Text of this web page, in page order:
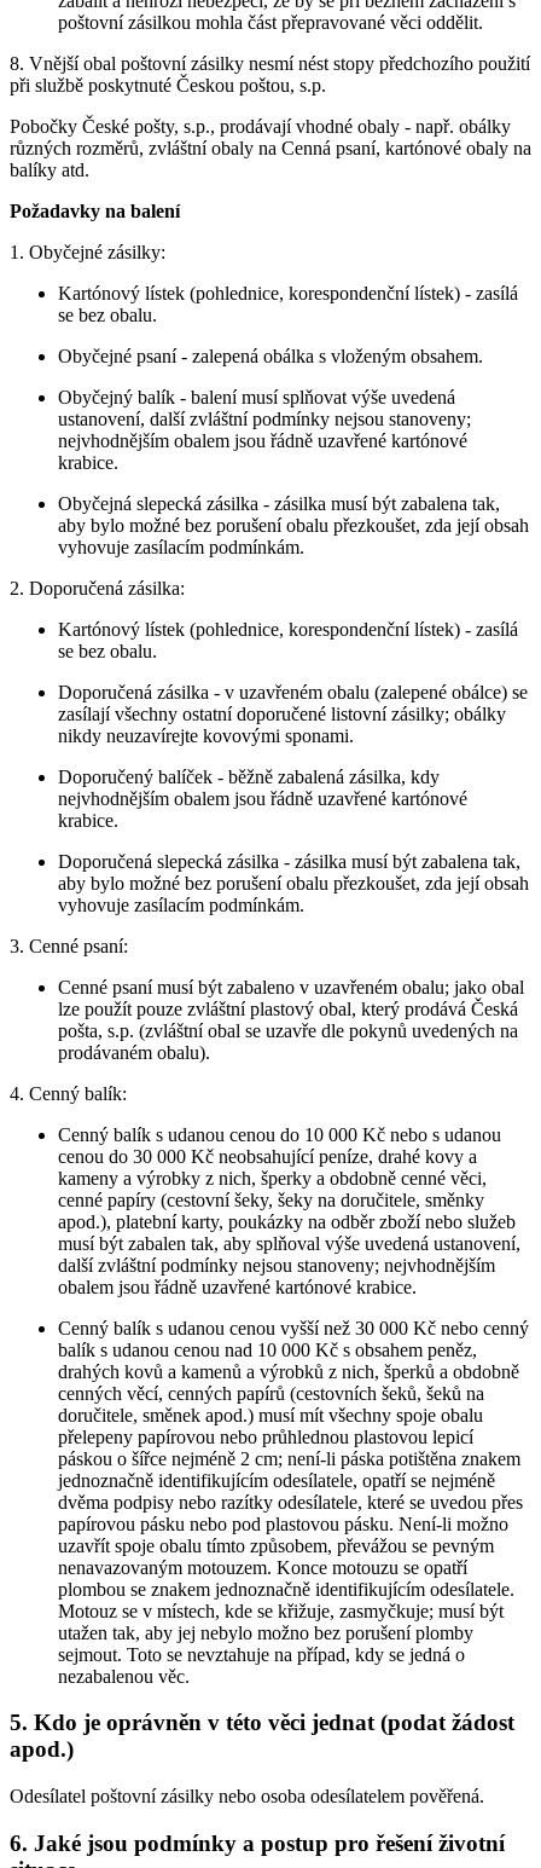
poštovní zásilkou mohla část přepravované věci oddělit.
8. Vnější obal poštovní zásilky nesmí nést stopy předchozího použití
při službě poskytnuté Českou poštou, s.p.
Pobočky České pošty, s.p., prodávají vhodné obaly - např. obálky
různých rozměrů, zvláštní obaly na Cenná psaní, kartónové obaly na
balíky atd.
Požadavky na balení
1. Obyčejné zásilky:
Kartónový lístek (pohlednice, korespondenční lístek) - zasílá
se bez obalu.
Obyčejné psaní - zalepená obálka s vloženým obsahem.
Obyčejný balík - balení musí splňovat výše uvedená
ustanovení, další zvláštní podmínky nejsou stanoveny;
nejvhodnějším obalem jsou řádně uzavřené kartónové
krabice.
Obyčejná slepecká zásilka - zásilka musí být zabalena tak,
aby bylo možné bez porušení obalu přezkoušet, zda její obsah
vyhovuje zasílacím podmínkám.
2. Doporučená zásilka:
Kartónový lístek (pohlednice, korespondenční lístek) - zasílá
se bez obalu.
Doporučená zásilka - v uzavřeném obalu (zalepené obálce) se
zasílají všechny ostatní doporučené listovní zásilky; obálky
nikdy neuzavírejte kovovými sponami.
Doporučený balíček - běžně zabalená zásilka, kdy
nejvhodnějším obalem jsou řádně uzavřené kartónové
krabice.
Doporučená slepecká zásilka - zásilka musí být zabalena tak,
aby bylo možné bez porušení obalu přezkoušet, zda její obsah
vyhovuje zasílacím podmínkám.
3. Cenné psaní:
Cenné psaní musí být zabaleno v uzavřeném obalu; jako obal
lze použít pouze zvláštní plastový obal, který prodává Česká
pošta, s.p. (zvláštní obal se uzavře dle pokynů uvedených na
prodávaném obalu).
4. Cenný balík:
Cenný balík s udanou cenou do 10 000 Kč nebo s udanou
cenou do 30 000 Kč neobsahující peníze, drahé kovy a
kameny a výrobky z nich, šperky a obdobně cenné věci,
cenné papíry (cestovní šeky, šeky na doručitele, směnky
apod.), platební karty, poukázky na odběr zboží nebo služeb
musí být zabalen tak, aby splňoval výše uvedená ustanovení,
další zvláštní podmínky nejsou stanoveny; nejvhodnějším
obalem jsou řádně uzavřené kartónové krabice.
Cenný balík s udanou cenou vyšší než 30 000 Kč nebo cenný
balík s udanou cenou nad 10 000 Kč s obsahem peněz,
drahých kovů a kamenů a výrobků z nich, šperků a obdobně
cenných věcí, cenných papírů (cestovních šeků, šeků na
doručitele, směnek apod.) musí mít všechny spoje obalu
přelepeny papírovou nebo průhlednou plastovou lepicí
páskou o šířce nejméně 2 cm; není-li páska potištěna znakem
jednoznačně identifikujícím odesílatele, opatří se nejméně
dvěma podpisy nebo razítky odesílatele, které se uvedou přes
papírovou pásku nebo pod plastovou pásku. Není-li možno
uzavřít spoje obalu tímto způsobem, převážou se pevným
nenavazovaným motouzem. Konce motouzu se opatří
plombou se znakem jednoznačně identifikujícím odesílatele.
Motouz se v místech, kde se křižuje, zasmyčkuje; musí být
utažen tak, aby jej nebylo možno bez porušení plomby
sejmout. Toto se nevztahuje na případ, kdy se jedná o
nezabalenou věc.
5. Kdo je oprávněn v této věci jednat (podat žádost
apod.)
Odesílatel poštovní zásilky nebo osoba odesílatelem pověřená.
6. Jaké jsou podmínky a postup pro řešení životní